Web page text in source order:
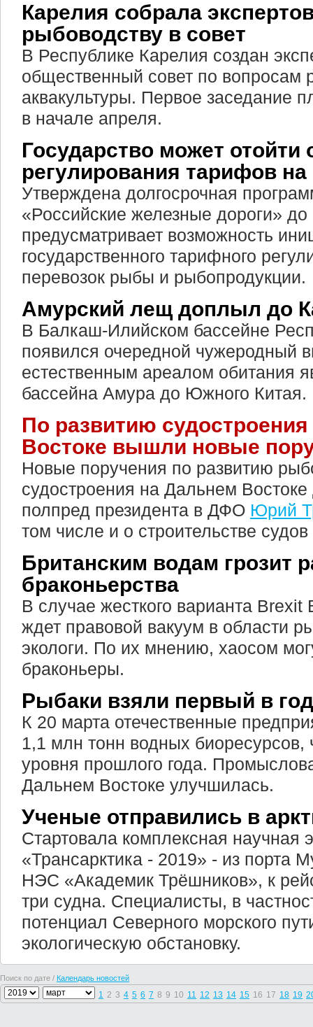
Карелия собрала
рыбоводству в совет
В Республике Карелия создан
общественный совет по вопросам
аквакультуры. Первое заседание
в начале апреля.
Государство может отойти
регулирования тарифов
Утверждена долгосрочная
«Российские железные дороги» до
предусматривает возможность
государственного тарифного
перевозок рыбы и рыбопродукции.
Амурский лещ доплыл до
В Балкаш-Илийском бассейне
появился очередной чужеродный
естественным ареалом обитания
бассейна Амура до Южного Китая.
По развитию
Востоке вышли новые
Новые поручения по развитию
судостроения на Дальнем
полпред президента в ДФО Юрий
том числе и о строительстве
Британским водам грозит
браконьерства
В случае жесткого варианта
ждет правовой вакуум в области
экологи. По их мнению, хаосом
браконьеры.
Рыбаки взяли первый в
К 20 марта отечественные
1,1 млн тонн водных биоресурсов,
уровня прошлого года.
Дальнем Востоке улучшилась.
Ученые отправились в
Стартовала комплексная научная
«Трансарктика - 2019» - из порта
НЭС «Академик Трёшников», к
три судна. Специалисты, в
потенциал Северного морского
экологическую обстановку.
Поиск по дате / Календарь новостей
1 2 3 4 5 6 7 8 9 10 11 12 13 14 15 16 17 18 19